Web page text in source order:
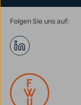
Folgen Sie uns auf: